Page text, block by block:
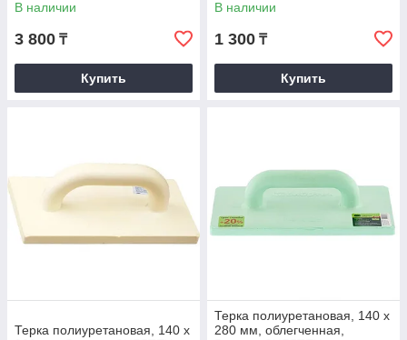
В наличии
3 800 ₸
Купить
В наличии
1 300 ₸
Купить
Терка полиуретановая, 140 х
Терка полиуретановая, 140 х
280 мм, облегченная,